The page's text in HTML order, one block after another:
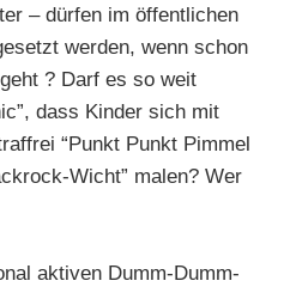
– dürfen im öffentlichen
werden, wenn schon
? Darf es so weit
dass Kinder sich mit
“Punkt Punkt Pimmel
Wicht” malen? Wer
aktiven Dumm-Dumm-